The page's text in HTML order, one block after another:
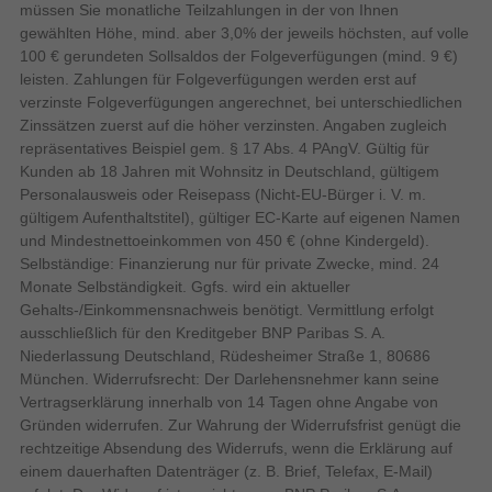
leistungsstarke Komplettlösung für Filmfans und Gamer, die Wert
auf hervorragende Bildqualität und ein großes Bild legen.
TCL RM7L 85RM7L. Bildschirmdiagonale: 2,16 m (85"), Display-
Auflösung: 3840 x 2160 Pixel, HD-Typ: 4K Ultra HD,
Bildschirmtechnologie: RGB-Mini LED, Bildschirmform: Flach,
LED-Hintergrundbeleuchtungstyp: RGB-Mini LED. Smart-TV.
Motion Interpolation Technologie: PPI (Picture Performance
Index) 5000, Helligkeit: 2000 cd/m², Reaktionszeit: 5,7 ms,
Natives Seitenverhältnis: 16:9. Digitales Signalformatsystem:
DVB-C, DVB-S2, DVB-T2. WLAN, Ethernet/LAN. Produktfarbe:
Anzahl RF Anschlüsse 1
Stromeingang
Anzahl DVI-D-Anschlüsse 0
Optischer Audio-Digitalausgang
HDCP
Anzahl HDMI-Anschlüsse 4
Anzahl Ethernet-LAN-
Anschlüsse (RJ-45)
Anzahl USB 2.0 Anschlüsse 0
Anzahl VGA (D-Sub)
Anschlüsse
0
Audio Return Channel (ARC)
Auto Lautstärkeregler
Anzahl der Lautsprecher 3
müssen Sie monatliche Teilzahlungen in der von Ihnen
gewählten Höhe, mind. aber 3,0% der jeweils höchsten, auf volle
100 € gerundeten Sollsaldos der Folgeverfügungen (mind. 9 €)
leisten. Zahlungen für Folgeverfügungen werden erst auf
verzinste Folgeverfügungen angerechnet, bei unterschiedlichen
Zinssätzen zuerst auf die höher verzinsten. Angaben zugleich
repräsentatives Beispiel gem. § 17 Abs. 4 PAngV. Gültig für
Kunden ab 18 Jahren mit Wohnsitz in Deutschland, gültigem
Personalausweis oder Reisepass (Nicht-EU-Bürger i. V. m.
gültigem Aufenthaltstitel), gültiger EC-Karte auf eigenen Namen
und Mindestnettoeinkommen von 450 € (ohne Kindergeld).
Selbständige: Finanzierung nur für private Zwecke, mind. 24
Monate Selbständigkeit. Ggfs. wird ein aktueller
Gehalts-/Einkommensnachweis benötigt. Vermittlung erfolgt
ausschließlich für den Kreditgeber BNP Paribas S. A.
Niederlassung Deutschland, Rüdesheimer Straße 1, 80686
München. Widerrufsrecht: Der Darlehensnehmer kann seine
Vertragserklärung innerhalb von 14 Tagen ohne Angabe von
Gründen widerrufen. Zur Wahrung der Widerrufsfrist genügt die
rechtzeitige Absendung des Widerrufs, wenn die Erklärung auf
einem dauerhaften Datenträger (z. B. Brief, Telefax, E-Mail)